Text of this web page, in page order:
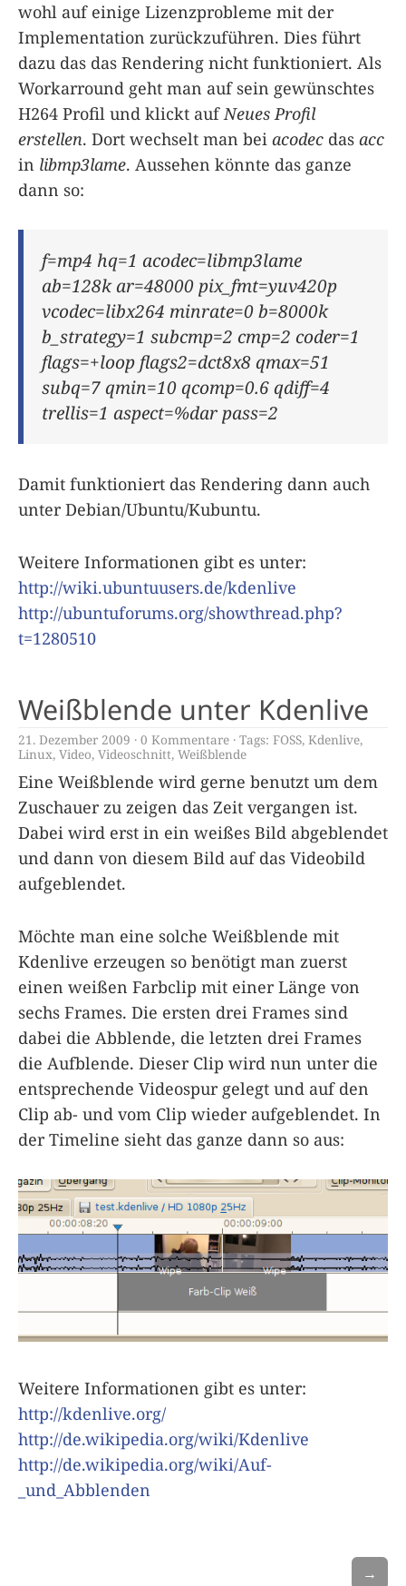
wohl auf einige Lizenzprobleme mit der
Implementation zurückzuführen. Dies führt
dazu das das Rendering nicht funktioniert. Als
Workarround geht man auf sein gewünschtes
H264 Profil und klickt aufNeues Profil
erstellen. Dort wechselt man bei acodec das acc
in libmp3lame. Aussehen könnte das ganze
dann so:
f=mp4 hq=1 acodec=libmp3lame
ab=128k ar=48000 pix_fmt=yuv420p
vcodec=libx264 minrate=0 b=8000k
b_strategy=1 subcmp=2 cmp=2 coder=1
flags=+loop flags2=dct8x8 qmax=51
subq=7 qmin=10 qcomp=0.6 qdiff=4
trellis=1 aspect=%dar pass=2
Damit funktioniert das Rendering dann auch
unter Debian/Ubuntu/Kubuntu.
Weitere Informationen gibt es unter:
http://wiki.ubuntuusers.de/kdenlive
http://ubuntuforums.org/showthread.php?
t=1280510
Weißblende unter Kdenlive
21. Dezember 2009 0 Kommentare Tags: FOSS, Kdenlive,
Linux, Video, Videoschnitt, Weißblende
Eine Weißblende wird gerne benutzt um dem
Zuschauer zu zeigen das Zeit vergangen ist.
Dabei wird erst in ein weißes Bild abgeblendet
und dann von diesem Bild auf das Videobild
aufgeblendet.
Möchte man eine solche Weißblende mit
Kdenlive erzeugen so benötigt man zuerst
einen weißen Farbclip mit einer Länge von
sechs Frames. Die ersten drei Frames sind
dabei die Abblende, die letzten drei Frames
die Aufblende. Dieser Clip wird nun unter die
entsprechende Videospur gelegt und auf den
Clip ab- und vom Clip wieder aufgeblendet. In
der Timeline sieht das ganze dann so aus:
Weitere Informationen gibt es unter:
http://kdenlive.org/
http://de.wikipedia.org/wiki/Kdenlive
http://de.wikipedia.org/wiki/Auf-
_und_Abblenden
→